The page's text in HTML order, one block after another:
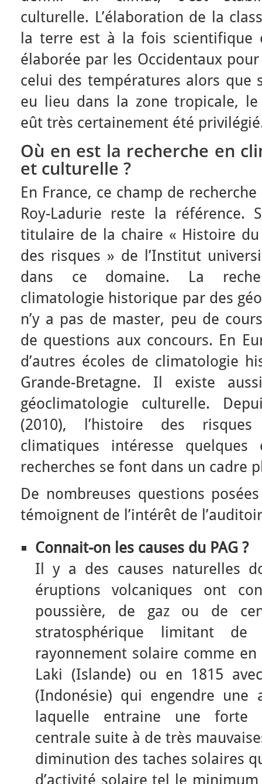
culturelle. L’élaboration de la
la terre est à la fois
élaborée par les Occidentaux
celui des températures alors que
eu lieu dans la zone tropicale,
eût très certainement été
Où en est la recherche en
et culturelle ?
En France, ce champ de
Roy-Ladurie reste la référence.
titulaire de la chaire « Histoire
des risques » de l’Institut
dans ce domaine. La
climatologie historique par des
n’y a pas de master, peu de
de questions aux concours. En
d’autres écoles de climatologie
Grande-Bretagne. Il existe
géoclimatologie culturelle.
(2010), l’histoire des
climatiques intéresse quelques
recherches se font dans un cadre
De nombreuses questions
témoignent de l’intérêt de
Connait-on les causes du PAG ?
Il y a des causes naturelles
éruptions volcaniques ont
poussière, de gaz ou de
stratosphérique limitant
rayonnement solaire comme en
Laki (Islande) ou en 1815
(Indonésie) qui engendre une
laquelle entraine une forte
centrale suite à de très
diminution des taches solaires
d’activité solaire tel le